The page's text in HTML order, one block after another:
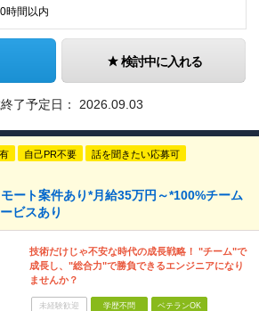
時間以内
検討中に入れる
了予定日： 2026.09.03
自己PR不要 話を聞きたい応募可
ート案件あり*月給35万円～*100%チーム
ビスあり
技術だけじゃ不安な時代の成長戦略！ "チーム"で
成長し、"総合力"で勝負できるエンジニアになり
ませんか？
未経験歓迎 学歴不問 ベテランOK